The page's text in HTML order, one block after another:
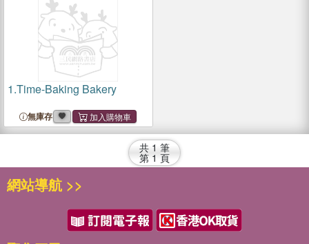
1.Time-Baking Bakery
無庫存
共 1 筆
第 1 頁
網站導航 >>